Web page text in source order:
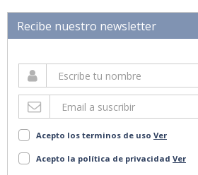
Recibe nuestro newsletter
Acepto los terminos de uso Ver
Acepto la política de privacidad Ver